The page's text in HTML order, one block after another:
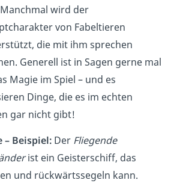
wird der
von Fabeltieren
die mit ihm sprechen
Generell ist in Sagen gerne mal
Magie im Spiel – und es
Dinge, die es im echten
gar nicht gibt!
– Beispiel: Der Fliegende
ist ein Geisterschiff, das
und rückwärtssegeln kann.